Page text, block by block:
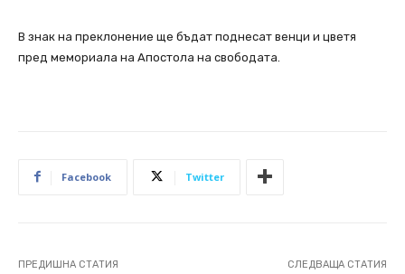
В знак на преклонение ще бъдат поднесат венци и цветя
пред мемориала на Апостола на свободата.
Facebook Twitter
ПРЕДИШНА СТАТИЯ СЛЕДВАЩА СТАТИЯ